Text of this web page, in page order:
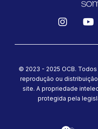
© 2023 - 2025 OCB.
reprodução ou
site. A propriedade
protegida pela